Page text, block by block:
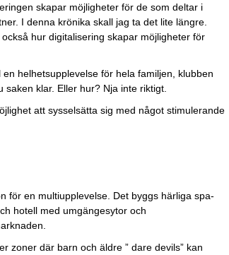
skapar möjligheter för de som deltar i
I denna krönika skall jag ta det lite längre.
hur digitalisering skapar möjligheter för
helhetsupplevelse för hela familjen, klubben
klar. Eller hur? Nja inte riktigt.
att sysselsätta sig med något stimulerande
för en multiupplevelse. Det byggs härliga spa-
hotell med umgängesytor och
zoner där barn och äldre ” dare devils” kan